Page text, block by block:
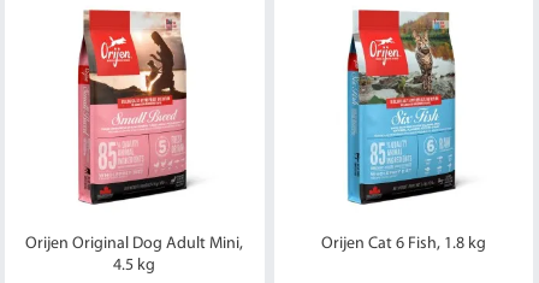
Orijen Original Dog Adult Mini,
4.5 kg
Orijen Cat 6 Fish, 1.8 kg